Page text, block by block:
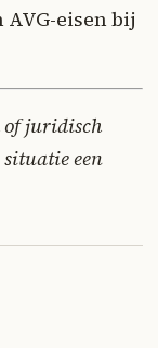
eisen bij
of juridisch
situatie een